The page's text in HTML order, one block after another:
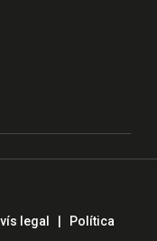
legal
Política